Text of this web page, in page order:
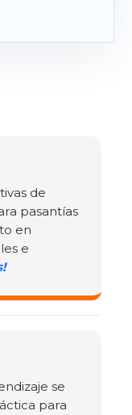
de
pasantías
en
e
se
para